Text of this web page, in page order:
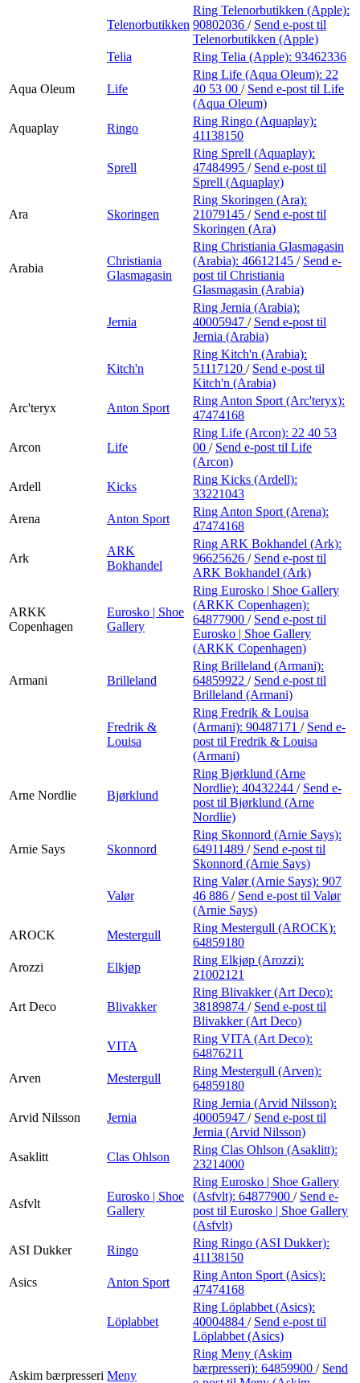
Telenorbutikken
Ring Telenorbutikken (Apple):
90802036 / Send e-post til
Telenorbutikken (Apple)
Telia
Ring Telia (Apple): 93462336
Aqua Oleum Life
Ring Life (Aqua Oleum): 22
40 53 00 / Send e-post til Life
(Aqua Oleum)
Aquaplay
Ringo
Ring Ringo (Aquaplay):
41138150
Sprell
Ring Sprell (Aquaplay):
47484995 / Send e-post til
Sprell (Aquaplay)
Ara Skoringen
Ring Skoringen (Ara):
21079145 / Send e-post til
Skoringen (Ara)
Arabia
Christiania
Glasmagasin
Ring Christiania Glasmagasin
(Arabia): 46612145 / Send e-
post til Christiania
Glasmagasin (Arabia)
Jernia
Ring Jernia (Arabia):
40005947 / Send e-post til
Jernia (Arabia)
Kitch'n
Ring Kitch'n (Arabia):
51117120 / Send e-post til
Kitch'n (Arabia)
Arc'teryx
Anton Sport
Ring Anton Sport (Arc'teryx):
47474168
Arcon Life
Ring Life (Arcon): 22 40 53
00 / Send e-post til Life
(Arcon)
Ardell
Kicks
Ring Kicks (Ardell):
33221043
Arena
Anton Sport
Ring Anton Sport (Arena):
47474168
Ark
ARK
Bokhandel
Ring ARK Bokhandel (Ark):
96625626 / Send e-post til
ARK Bokhandel (Ark)
ARKK
Copenhagen
Eurosko | Shoe
Gallery
Ring Eurosko | Shoe Gallery
(ARKK Copenhagen):
64877900 / Send e-post til
Eurosko | Shoe Gallery
(ARKK Copenhagen)
Armani Brilleland
Ring Brilleland (Armani):
64859922 / Send e-post til
Brilleland (Armani)
Fredrik &
Louisa
Ring Fredrik & Louisa
(Armani): 90487171 / Send e-
post til Fredrik & Louisa
(Armani)
Arne Nordlie Bjørklund
Ring Bjørklund (Arne
Nordlie): 40432244 / Send e-
post til Bjørklund (Arne
Nordlie)
Arnie Says Skonnord
Ring Skonnord (Arnie Says):
64911489 / Send e-post til
Skonnord (Arnie Says)
Valør
Ring Valør (Arnie Says): 907
46 886 / Send e-post til Valør
(Arnie Says)
AROCK
Mestergull
Ring Mestergull (AROCK):
64859180
Arozzi
Elkjøp
Ring Elkjøp (Arozzi):
21002121
Art Deco Blivakker
Ring Blivakker (Art Deco):
38189874 / Send e-post til
Blivakker (Art Deco)
VITA
Ring VITA (Art Deco):
64876211
Arven
Mestergull
Ring Mestergull (Arven):
64859180
Arvid Nilsson Jernia
Ring Jernia (Arvid Nilsson):
40005947 / Send e-post til
Jernia (Arvid Nilsson)
Asaklitt
Clas Ohlson
Ring Clas Ohlson (Asaklitt):
23214000
Asfvlt
Eurosko | Shoe
Gallery
Ring Eurosko | Shoe Gallery
(Asfvlt): 64877900 / Send e-
post til Eurosko | Shoe Gallery
(Asfvlt)
ASI Dukker
Ringo
Ring Ringo (ASI Dukker):
41138150
Asics
Anton Sport
Ring Anton Sport (Asics):
47474168
Löplabbet
Ring Löplabbet (Asics):
40004884 / Send e-post til
Löplabbet (Asics)
Askim bærpresseri Meny
Ring Meny (Askim
bærpresseri): 64859900 / Send